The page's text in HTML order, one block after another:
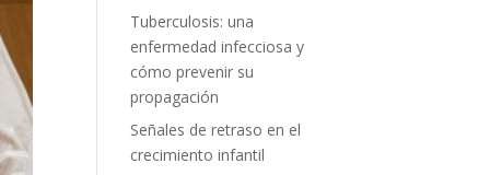
Tuberculosis: una
enfermedad infecciosa y
cómo prevenir su
propagación
Señales de retraso en el
crecimiento infantil